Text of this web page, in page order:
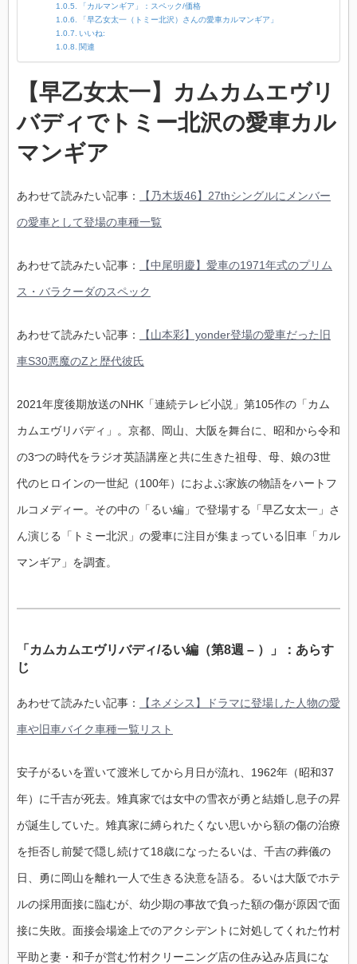
「カルマンギア」：スペック/価格
「早乙女太一（トミー北沢）さんの愛車カルマンギア」
いいね:
関連
【早乙女太一】カムカムエヴリ
バディでトミー北沢の愛車カル
マンギア
あわせて読みたい記事： 【乃木坂46】27thシングルにメンバー
の愛車として登場の車種一覧
あわせて読みたい記事： 【中尾明慶】愛車の1971年式のプリム
ス・バラクーダのスペック
あわせて読みたい記事： 【山本彩】yonder登場の愛車だった旧
車S30悪魔のZと歴代彼氏
2021年度後期放送のNHK「連続テレビ小説」第105作の「カム
カムエヴリバディ」。京都、岡山、大阪を舞台に、昭和から令和
の3つの時代をラジオ英語講座と共に生きた祖母、母、娘の3世
代のヒロインの一世紀（100年）におよぶ家族の物語をハートフ
ルコメディー。その中の「るい編」で登場する「早乙女太一」さ
ん演じる「トミー北沢」の愛車に注目が集まっている旧車「カル
マンギア」を調査。
「カムカムエヴリバディ/るい編（第8週 – ）」：あらす
じ
あわせて読みたい記事： 【ネメシス】ドラマに登場した人物の愛
車や旧車バイク車種一覧リスト
安子がるいを置いて渡米してから月日が流れ、1962年（昭和37
年）に千吉が死去。雉真家では女中の雪衣が勇と結婚し息子の昇
が誕生していた。雉真家に縛られたくない思いから額の傷の治療
を拒否し前髪で隠し続けて18歳になったるいは、千吉の葬儀の
日、勇に岡山を離れ一人で生きる決意を語る。るいは大阪でホテ
ルの採用面接に臨むが、幼少期の事故で負った額の傷が原因で面
接に失敗。面接会場途上でのアクシデントに対処してくれた竹村
平助と妻・和子が営む竹村クリーニング店の住み込み店員にな